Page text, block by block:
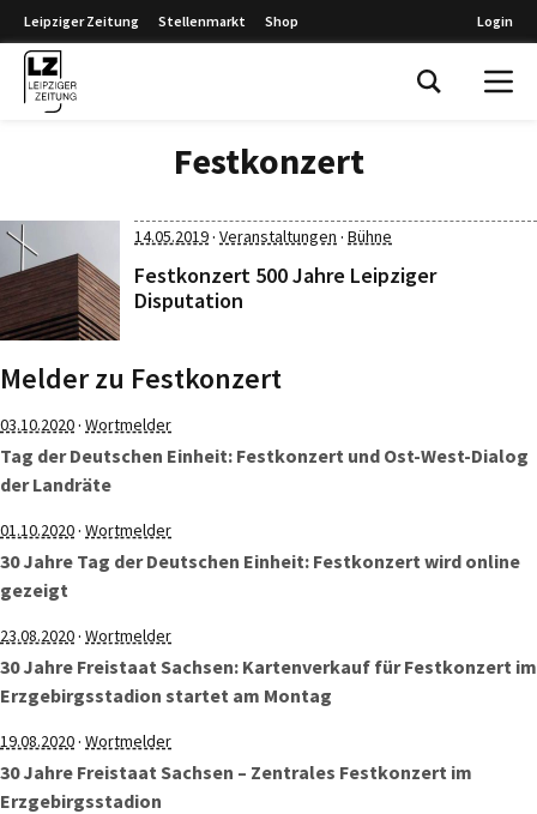
Leipziger Zeitung Stellenmarkt Shop Login
Festkonzert
14.05.2019· Veranstaltungen · Bühne
Festkonzert 500 Jahre Leipziger
Disputation
Melder zu Festkonzert
03.10.2020· Wortmelder
Tag der Deutschen Einheit: Festkonzert und Ost-West-Dialog
der Landräte
01.10.2020· Wortmelder
30 Jahre Tag der Deutschen Einheit: Festkonzert wird online
gezeigt
23.08.2020· Wortmelder
30 Jahre Freistaat Sachsen: Kartenverkauf für Festkonzert im
Erzgebirgsstadion startet am Montag
19.08.2020· Wortmelder
30 Jahre Freistaat Sachsen – Zentrales Festkonzert im
Erzgebirgsstadion